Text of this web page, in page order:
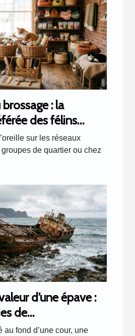
: la
des félins
clients
sur les réseaux
de quartier ou chez
d’une épave :
de
inattendues
fond d’une cour, une